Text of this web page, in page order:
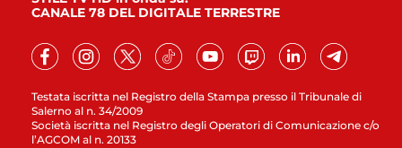
Testata iscritta nel Registro della Stampa presso il Tribunale di
Salerno al n. 34/2009
Società iscritta nel Registro degli Operatori di Comunicazione c/o
l’AGCOM al n. 20133
CANALE 78 DEL DIGITALE TERRESTRE